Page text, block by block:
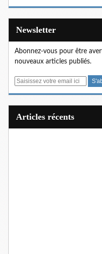
Newsletter
Abonnez-vous pour être
nouveaux articles publiés.
E
articles récents